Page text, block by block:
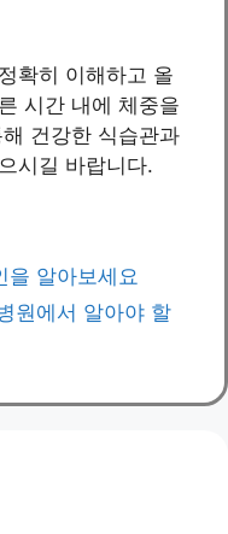
확히 이해하고 올
시간 내에 체중을
건강한 식습관과
시길 바랍니다.
을 알아보세요
원에서 알아야 할